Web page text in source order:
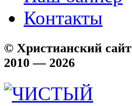
Контакты
© Христианский сайт
2010 — 2026